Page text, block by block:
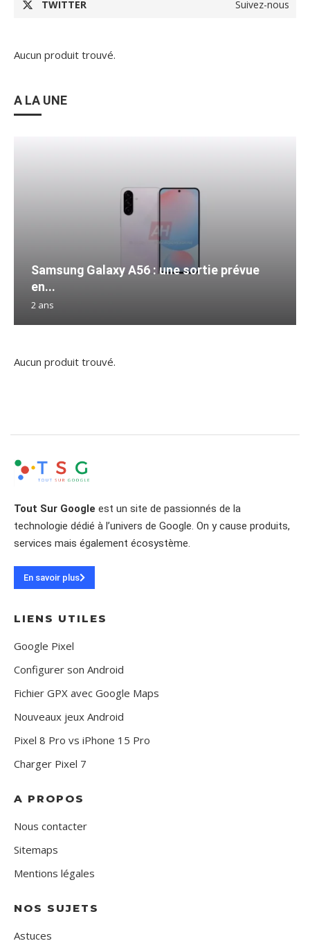
TWITTER Suivez-nous
Aucun produit trouvé.
A LA UNE
Samsung Galaxy A56 : une sortie prévue
en...
2 ans
Aucun produit trouvé.
Tout Sur Google est un site de passionnés de la
technologie dédié à l’univers de Google. On y cause produits,
services mais également écosystème.
En savoir plus
LIENS UTILES
Google Pixel
Configurer son Android
Fichier GPX avec Google Maps
Nouveaux jeux Android
Pixel 8 Pro vs iPhone 15 Pro
Charger Pixel 7
A PROPOS
Nous contacter
Sitemaps
Mentions légales
NOS SUJETS
Astuces